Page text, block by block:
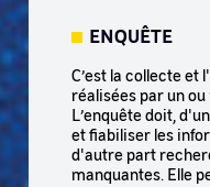
ENQUÊTE
C’est la collecte et
réalisées par un
L’enquête doit,
et fiabiliser les
d'autre part
manquantes. Elle